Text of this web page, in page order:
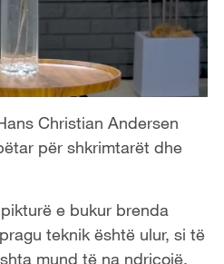
Christian Andersen
për shkrimtarët dhe
e bukur brenda
teknik është ulur, si të
mund të na ndriçojë.